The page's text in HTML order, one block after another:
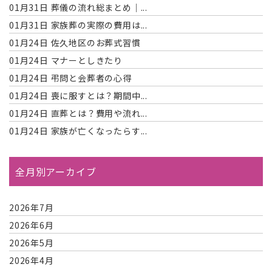
01月31日 葬儀の流れ総まとめ｜...
01月31日 家族葬の実際の費用は...
01月24日 佐久地区のお葬式習慣
01月24日 マナーとしきたり
01月24日 弔問と会葬者の心得
01月24日 喪に服すとは？期間中...
01月24日 直葬とは？費用や流れ...
01月24日 家族が亡くなったらす...
全月別アーカイブ
2026年7月
2026年6月
2026年5月
2026年4月